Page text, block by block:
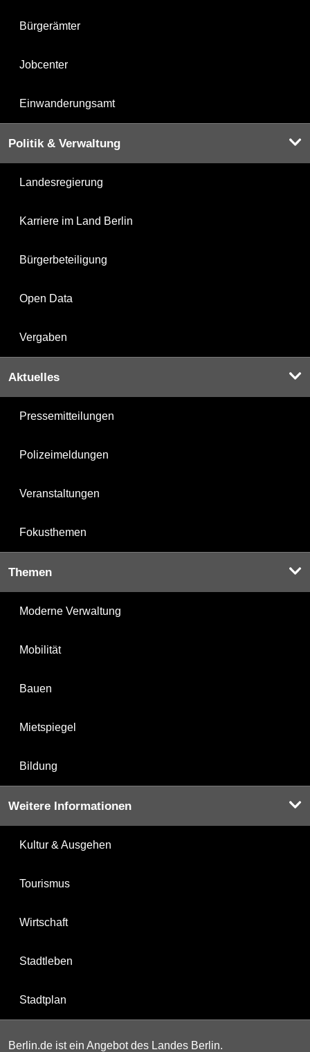
Bürgerämter
Jobcenter
Einwanderungsamt
Politik & Verwaltung
Landesregierung
Karriere im Land Berlin
Bürgerbeteiligung
Open Data
Vergaben
Aktuelles
Pressemitteilungen
Polizeimeldungen
Veranstaltungen
Fokusthemen
Themen
Moderne Verwaltung
Mobilität
Bauen
Mietspiegel
Bildung
Weitere Informationen
Kultur & Ausgehen
Tourismus
Wirtschaft
Stadtleben
Stadtplan
Berlin.de ist ein Angebot des Landes Berlin.